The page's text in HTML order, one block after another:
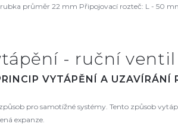
průměr 22 mm Připojovací rozteč: L - 50
- ruční ventil
VYTÁPĚNÍ A UZAVÍRÁNÍ
pro samotížné systémy. Tento způsob
expanze.